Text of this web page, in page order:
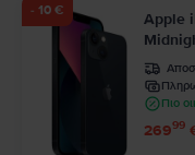
- 10 €
Apple
Πιο
26999